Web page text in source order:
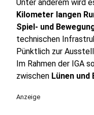
Unter anderem wird
Kilometer langen
Spiel- und
technischen
Pünktlich zur
Im Rahmen der IGA
zwischen Lünen und
Anzeige